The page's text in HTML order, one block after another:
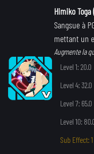
Himiko
Sangsue à
mettant un
Augmente la
Level 1: 20.0
Level 4: 32.0
Level 7: 65.0
Level 10:
Sub Effect: 1